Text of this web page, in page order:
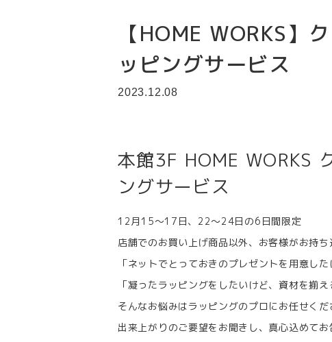
【HOME WORKS】
ッピングサービス
2023.12.08
本館3F HOME WORKS
ングサービス
12月15～17日、22～24日の6日間限定
店舗でのお買い上げ商品以外、お客様がお持
「ネットでとっておきのプレゼントを用意した
「凝ったラッピングをしたいけど、資材を揃
そんなお悩みはラッピングのプロにお任せくだ
出来上がりのご要望をお聞きし、真心込めてお